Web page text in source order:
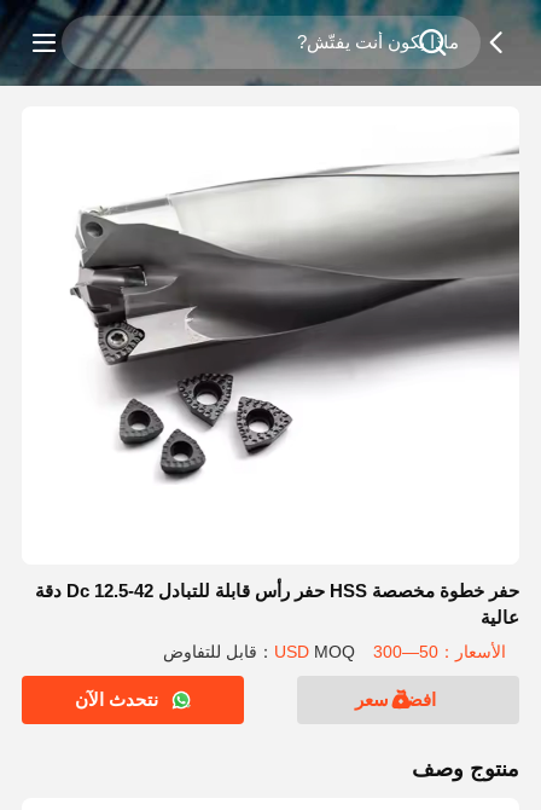
حفر خطوة مخصصة HSS حفر رأس قابلة للتبادل Dc 12.5-42 دقة
عالية
الأسعار：50—300 USD MOQ：قابل للتفاوض
افضل سعر نتحدث الآن
منتوج وصف